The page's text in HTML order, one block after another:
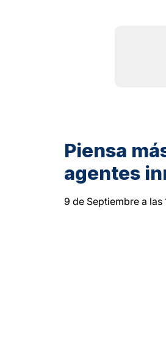
Piensa
agentes
9 de Septiembre a las